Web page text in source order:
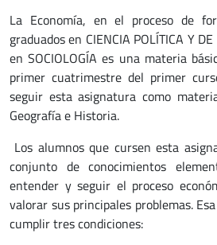
La Economía, en el proceso de
graduados en CIENCIA POLÍTICA Y
en SOCIOLOGÍA es una materia
primer cuatrimestre del primer
seguir esta asignatura como
Geografía e Historia.
Los alumnos que cursen esta
conjunto de conocimientos
entender y seguir el proceso
valorar sus principales problemas.
cumplir tres condiciones: